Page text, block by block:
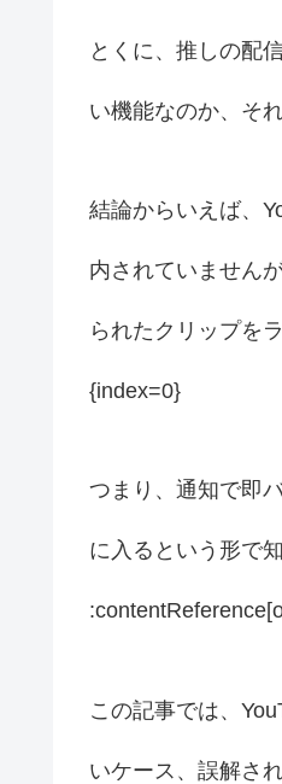
とくに、推しの配
い機能なのか、そ
結論からいえば、
内されていません
られたクリップを
{index=0}
つまり、通知で即
に入るという形で
この記事では、
いケース、誤解さ